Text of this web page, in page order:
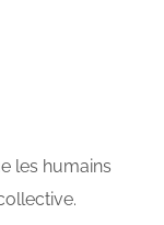
les humains